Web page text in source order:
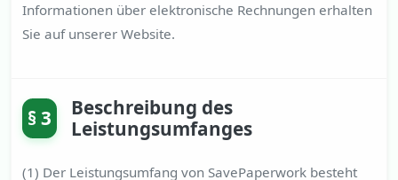
Informationen über elektronische Rechnungen erhalten
Sie auf unserer Website.
§ 3
Beschreibung des
Leistungsumfanges
(1) Der Leistungsumfang von SavePaperwork besteht